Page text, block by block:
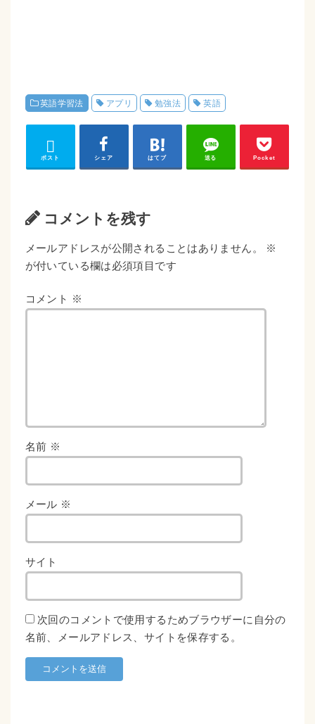
英語学習法 アプリ 勉強法 英語
ポスト シェア はてブ 送る Pocket
コメントを残す
メールアドレスが公開されることはありません。
※
が付いている欄は必須項目です
コメント ※
名前 ※
メール ※
サイト
次回のコメントで使用するためブラウザーに自分の
名前、メールアドレス、サイトを保存する。